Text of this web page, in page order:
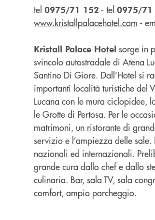
tel 0975/71 152 - tel 0975/71
www.kristallpalacehotel.com -
Kristall Palace Hotel sorge in
svincolo autostradale di Atena
Santino Di Giore. Dall’Hotel si
importanti località turistiche del
Lucana con le mura ciclopidee,
le Grotte di Pertosa. Per le
matrimoni, un ristorante di
servizio e l’ampiezza delle
nazionali ed internazionali.
grande cura dallo chef e dallo
culinaria. Bar, sala TV, sala
comfort, ampio parcheggio.